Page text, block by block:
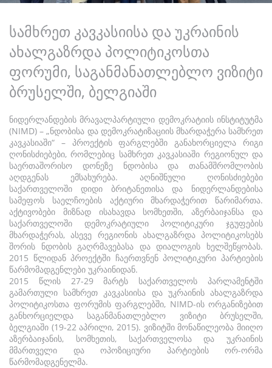
სამხრეთ კავკასიისა და უკრაინის
ახალგაზრდა პოლიტიკოსთა
ფორუმი, საგანმანათლებლო ვიზიტი
ბრუსელში, ბელგიაში
ნიდერლანდების მრავალპარტიული დემოკრატიის ინსტიტუტმა
(NIMD) – „ნდობისა და დემოკრატიზაციის მხარდაჭერა სამხრეთ
კავკასიაში“ – პროექტის ფარგლებში განახორციელა რიგი
ღონისძიებები, რომლებიც სამხრეთ კავკასიაში რეგიონულ და
საერთაშორისო დონეზე ნდობისა და თანამშრომლობის
აღდგენას ემსახურება. აღნიშნული ღონისძიებები
საქართველოში დიდი ბრიტანეთისა და ნიდერლანდებისა
სამეფოს საელჩოების აქტიური მხარდაჭერით წარიმართა.
აქტივობები მიზნად ისახავდა სომხეთში, აზერბაიჯანსა და
საქართველოში დემოკრატიული პოლიტიკური ჯგუფების
მხარდაჭერას, ასევე რეგიონის ახალგაზრდა პოლიტიკოსებს
შორის ნდობის გაღრმავებასა და დიალოგის ხელშეწყობას.
2015 წლიდან პროექტში ჩაერთვნენ პოლიტიკური პარტიების
წარმომადგენლები უკრაინიდან.
2015 წლის 27-29 მარტს საქართველოს პარლამენტში
გამართული სამხრეთ კავკასიისა და უკრაინის ახალგაზრდა
პოლიტიკოსთა ფორუმის ფარგლებში, NIMD-ის ორგანიზებით
განხორციელდა საგანმანათლებლო ვიზიტი ბრუსელში,
ბელგიაში (19-22 აპრილი, 2015). ვიზიტში მონაწილეობა მიიღო
აზერბაიჯანის, სომხეთის, საქართველოსა და უკრაინის
მმართველი და ოპოზიციური პარტიების ორ-ორმა
წარმომადგენელმა.